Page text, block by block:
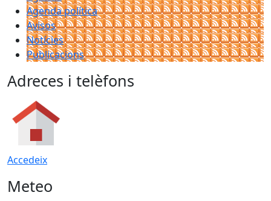
Agenda política
Avisos
Notícies
Publicacions
Adreces i telèfons
Accedeix
Meteo